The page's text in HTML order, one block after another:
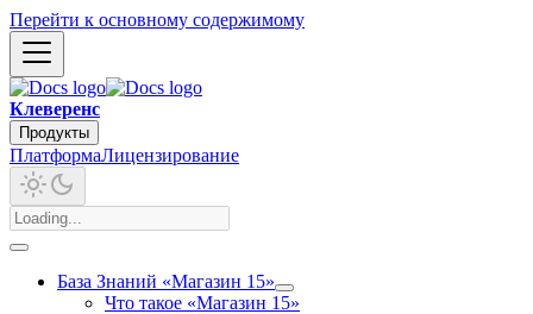
Перейти к основному содержимому
Клеверенс
Продукты
ПлатформаЛицензирование
База Знаний «Магазин 15»
Что такое «Магазин 15»